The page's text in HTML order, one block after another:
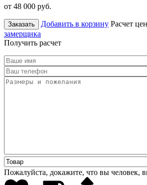
от 48 000 руб.
Заказать Добавить в корзину Расчет
замерщика
Получить расчет
Пожалуйста, докажите, что вы человек,